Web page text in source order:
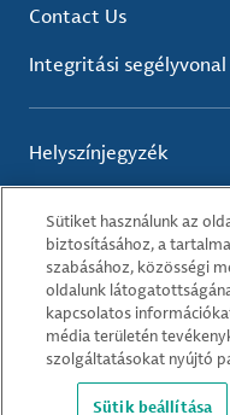
Contact Us
Integritási segélyvonal
Helyszínjegyzék
Felhasználási feltételek
Adatvédelmi irányelvek
Cookie irányelvek
© 2026 Albemarle
Sütiket használunk az
biztosításához, a
szabásához, közösségi
oldalunk
kapcsolatos
média területén
szolgáltatásokat nyújtó
Sütik beállítása